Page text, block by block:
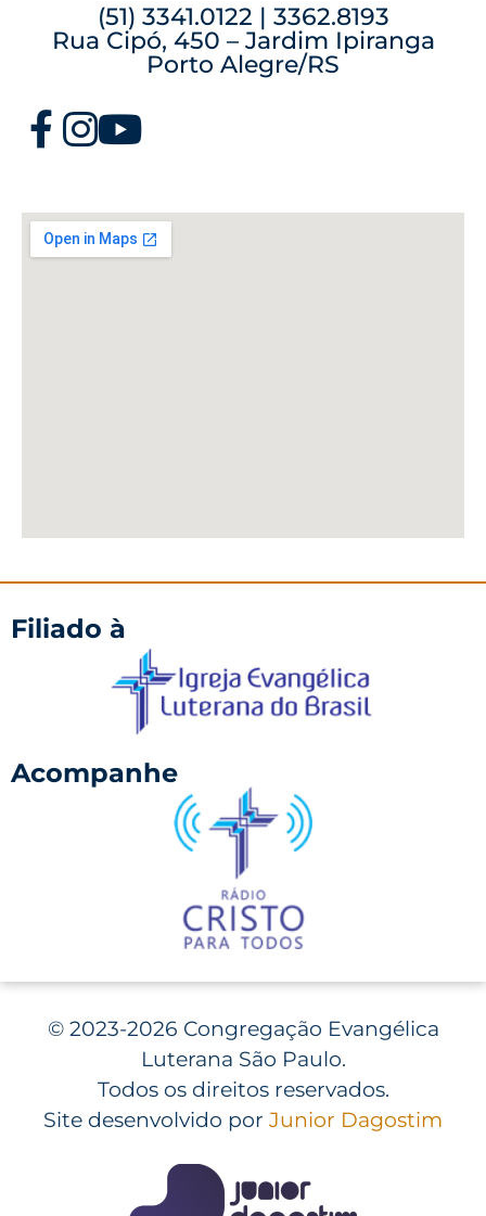
(51) 3341.0122 | 3362.8193
Rua Cipó, 450 – Jardim Ipiranga
Porto Alegre/RS
Filiado à
Acompanhe
©2023-2026 Congregação Evangélica
Luterana São Paulo.
Todos os direitos reservados.
Site desenvolvido por Junior Dagostim